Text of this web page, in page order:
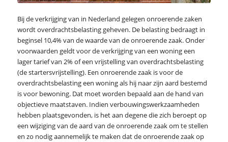
Bij de verkrijging van in Nederland gelegen onroerende zaken
wordt overdrachtsbelasting geheven. De belasting bedraagt in
beginsel 10,4% van de waarde van de onroerende zaak. Onder
voorwaarden geldt voor de verkrijging van een woning een
lager tarief van 2% of een vrijstelling van overdrachtsbelasting
(de startersvrijstelling). Een onroerende zaak is voor de
overdrachtsbelasting een woning als hij naar zijn aard bestemd
is voor bewoning. Dat moet worden bepaald aan de hand van
objectieve maatstaven. Indien verbouwingswerkzaamheden
hebben plaatsgevonden, is het aan degene die zich beroept op
een wijziging van de aard van de onroerende zaak om te stellen
en zo nodig aannemelijk te maken dat de onroerende zaak op